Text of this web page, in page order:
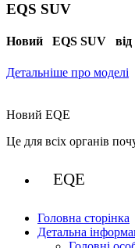
EQS SUV
Новий EQS SUV від
Детальніше про моделі
Новий EQE
Це для всіх органів
EQE
Головна сторінка
Детальна